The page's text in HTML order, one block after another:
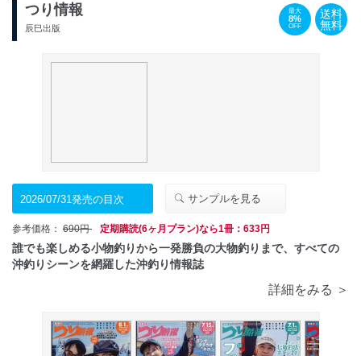
つり情報
辰巳出版
最大
8%
OFF
送料
無料
2026/07/31発売の目次 サンプルを見る
参考価格： 690円 定期購読(6ヶ月プラン)なら1冊：633円
誰でも楽しめる小物釣りから一発勝負の大物釣りまで、すべての
沖釣りシーンを網羅した沖釣り情報誌
詳細をみる ＞